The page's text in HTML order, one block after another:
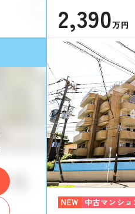
2,390万円
NEW 中古マンショ